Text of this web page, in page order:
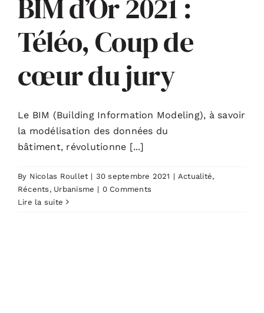
BIM d’Or 2021 :
Téléo, Coup de
cœur du jury
Le BIM (Building Information Modeling), à savoir
la modélisation des données du
bâtiment, révolutionne [...]
By Nicolas Roullet | 30 septembre 2021 | Actualité,
Récents , Urbanisme | 0 Comments
Lire la suite
ACTUALITÉS